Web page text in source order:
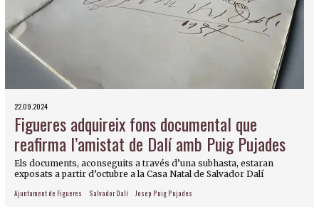
22.09.2024
Figueres adquireix fons documental que
reafirma l’amistat de Dalí amb Puig Pujades
Els documents, aconseguits a través d’una subhasta, estaran
exposats a partir d’octubre a la Casa Natal de Salvador Dalí
Ajuntament de Figueres Salvador Dalí Josep Puig Pujades